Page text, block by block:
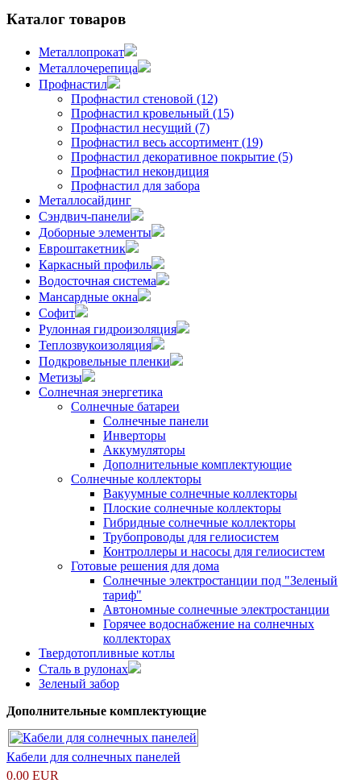
Каталог товаров
Металлопрокат
Металлочерепица
Профнастил
Профнастил стеновой (12)
Профнастил кровельный (15)
Профнастил несущий (7)
Профнастил весь ассортимент (19)
Профнастил декоративное покрытие (5)
Профнастил некондиция
Профнастил для забора
Металлосайдинг
Сэндвич-панели
Доборные элементы
Евроштакетник
Каркасный профиль
Водосточная система
Мансардные окна
Софит
Рулонная гидроизоляция
Теплозвукоизоляция
Подкровельные пленки
Метизы
Солнечная энергетика
Солнечные батареи
Солнечные панели
Инверторы
Аккумуляторы
Дополнительные комплектующие
Солнечные коллекторы
Вакуумные солнечные коллекторы
Плоские солнечные коллекторы
Гибридные солнечные коллекторы
Трубопроводы для гелиосистем
Контроллеры и насосы для гелиосистем
Готовые решения для дома
Солнечные электростанции под "Зеленый
тариф"
Автономные солнечные электростанции
Горячее водоснабжение на солнечных
коллекторах
Твердотопливные котлы
Сталь в рулонах
Зеленый забор
Дополнительные комплектующие
Кабели для солнечных панелей
0.00 EUR